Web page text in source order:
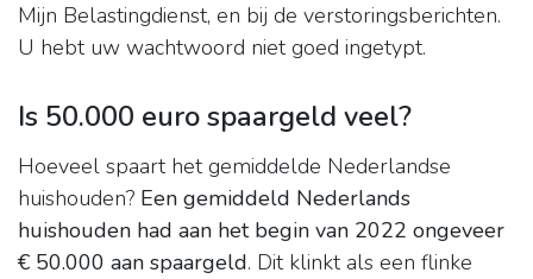
Mijn Belastingdienst, en bij de verstoringsberichten.
U hebt uw wachtwoord niet goed ingetypt.
Is 50.000 euro spaargeld veel?
Hoeveel spaart het gemiddelde Nederlandse
huishouden? Een gemiddeld Nederlands
huishouden had aan het begin van 2022 ongeveer
€ 50.000 aan spaargeld. Dit klinkt als een flinke